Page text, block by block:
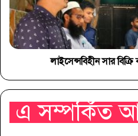
লাইসেন্সবিহীন সার
এ সম্পর্কিত